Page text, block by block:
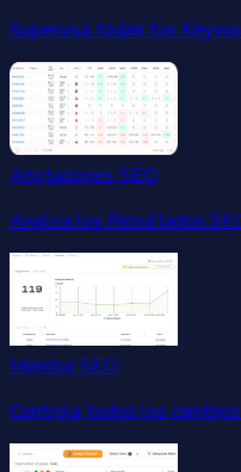
Supervisa todas tus
Anotaciones SEO
Analiza los Resultados
Monitor SEO
Controla todos los